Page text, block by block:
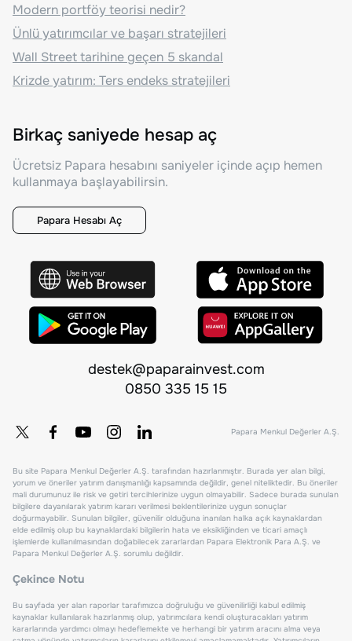
Modern portföy teorisi nedir?
Ünlü yatırımcılar ve başarı stratejileri
Wall Street tarihine geçen 5 skandal
Krizde yatırım: Ters endeks stratejileri
Birkaç saniyede hesap aç
Ücretsiz Papara hesabını saniyeler içinde açıp hemen
kullanmaya başlayabilirsin.
Papara Hesabı Aç
destek@paparainvest.com
0850 335 15 15
Papara Menkul Değerler A.Ş.
Bu site Papara Menkul Değerler A.Ş. tarafından hazırlanmıştır. Burada yer alan bilgi,
yorum ve öneriler yatırım danışmanlığı kapsamında değildir, genel niteliktedir. Bu öneriler
mali durumunuz ile risk ve getiri tercihlerinize uygun olmayabilir. Sadece burada sunulan
bilgilere dayanılarak yatırım kararı verilmesi beklentilerinize uygun sonuçlar
doğurmayabilir. Sunulan bilgiler, güvenilir olduğuna inanılan halka açık kaynaklardan
elde edilmiş olup bu kaynaklardaki bilgilerin hata ve eksikliğinden ve ticari amaçlı
işlemlerde kullanılmasından doğabilecek zararlardan Papara Elektronik Para A.Ş. ve
Papara Menkul Değerler A.Ş. sorumlu değildir.
Çekince Notu
Bu sayfada yer alan raporlar tarafımızca doğruluğu ve güvenilirliği kabul edilmiş
kaynaklar kullanılarak hazırlanmış olup, yatırımcılara kendi oluşturacakları yatırım
kararlarında yardımcı olmayı hedeflemekte ve herhangi bir yatırım aracını alma veya